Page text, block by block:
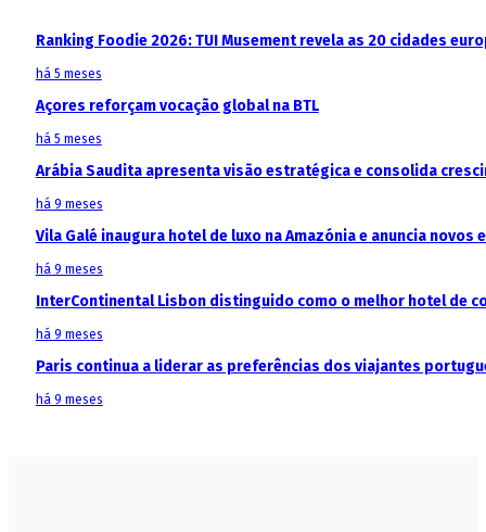
Ranking Foodie 2026: TUI Musement revela as 20 cidades
há 5 meses
Açores reforçam vocação global na BTL
há 5 meses
Arábia Saudita apresenta visão estratégica e consolida
há 9 meses
Vila Galé inaugura hotel de luxo na Amazónia e anuncia
há 9 meses
InterContinental Lisbon distinguido como o melhor hotel de
há 9 meses
Paris continua a liderar as preferências dos viajantes
há 9 meses